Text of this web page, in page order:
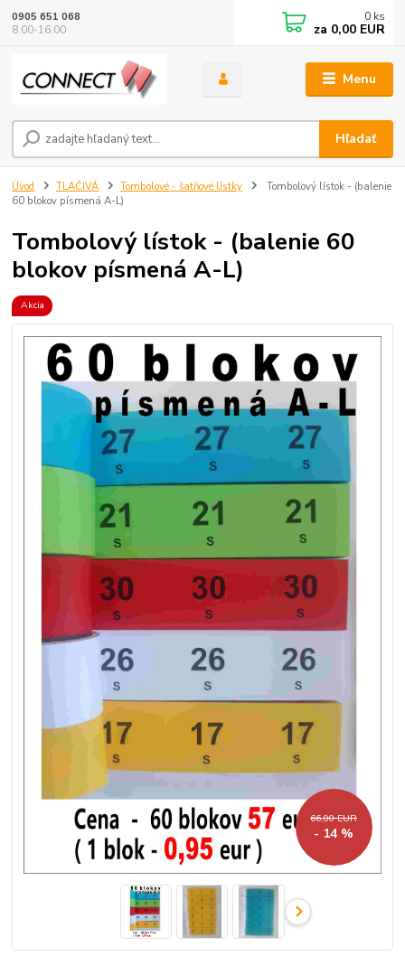
Menu
Hľadať
0905 651 068
8.00-16.00
0 ks
za 0,00 EUR
Úvod TLAČIVÁ Tombolové - šatňové lístky
Tombolový lístok - (balenie
60 blokov písmená A-L)
Tombolový lístok - (balenie 60
blokov písmená A-L)
Akcia
66,00 EUR
- 14 %